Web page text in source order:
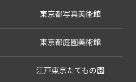
江戸東京たてもの園
東京都写真美術館
東京都庭園美術館